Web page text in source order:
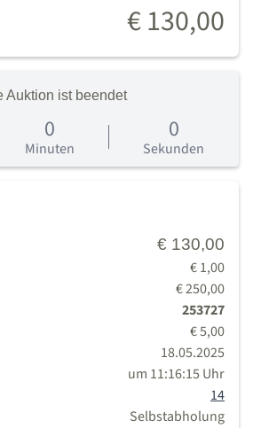
€ 130,00
Auktion ist beendet
0
Minuten
0
Sekunden
€ 130,00
€ 1,00
€ 250,00
253727
€ 5,00
18.05.2025
um 11:16:15 Uhr
14
Selbstabholung